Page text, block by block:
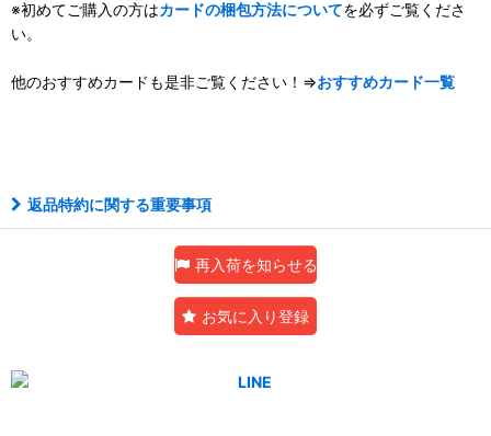
※初めてご購入の方はカードの梱包方法についてを必ずご覧くださ
い。
他のおすすめカードも是非ご覧ください！⇒おすすめカード一覧
返品特約に関する重要事項
再入荷を知らせる
お気に入り登録